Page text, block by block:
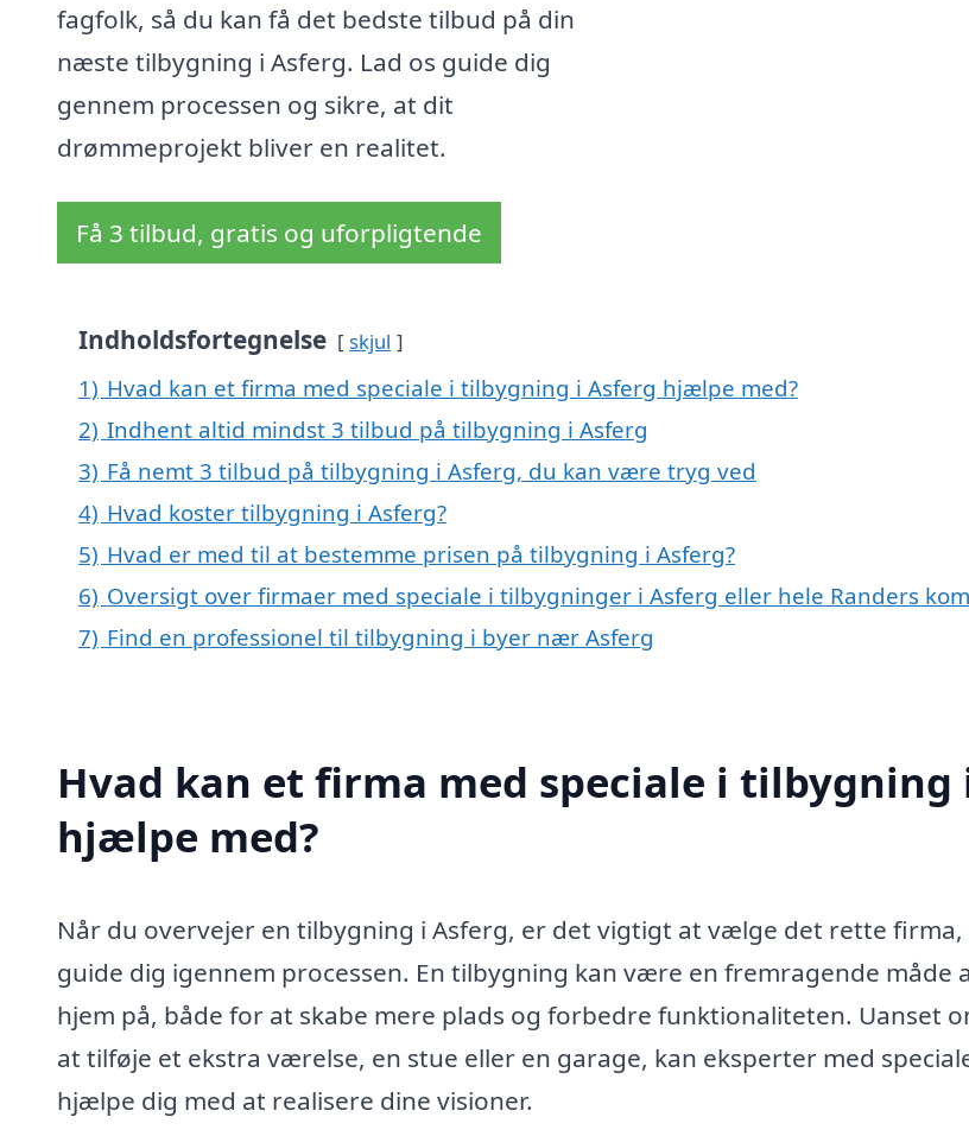
fagfolk, så du kan få det bedste tilbud på din
næste tilbygning i Asferg. Lad os guide dig
gennem processen og sikre, at dit
drømmeprojekt bliver en realitet.
Få 3 tilbud, gratis og uforpligtende
Indholdsfortegnelse skjul
1) Hvad kan et firma med speciale i tilbygning i Asferg hjælpe med?
2) Indhent altid mindst 3 tilbud på tilbygning i Asferg
3) Få nemt 3 tilbud på tilbygning i Asferg, du kan være tryg ved
4) Hvad koster tilbygning i Asferg?
5) Hvad er med til at bestemme prisen på tilbygning i Asferg?
6) Oversigt over firmaer med speciale i tilbygninger i Asferg eller hele Randers
7) Find en professionel til tilbygning i byer nær Asferg
Hvad kan et firma med speciale i tilbygning
hjælpe med?
Når du overvejer en tilbygning i Asferg, er det vigtigt at vælge det rette firma,
guide dig igennem processen. En tilbygning kan være en fremragende måde
hjem på, både for at skabe mere plads og forbedre funktionaliteten. Uanset
at tilføje et ekstra værelse, en stue eller en garage, kan eksperter med
hjælpe dig med at realisere dine visioner.